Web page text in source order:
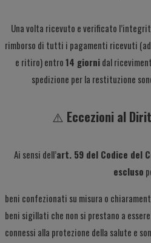
Una volta ricevuto e verificato
rimborso di tutti i pagamenti ricevuti
e ritiro) entro14 giornidal
spedizione per la restituzione
⚠️ Eccezioni al
Ai sensi dell’art. 59 del Codice del
escluso
beni confezionati su misura o
beni sigillati che non si prestano a
connessi alla protezione della salute e